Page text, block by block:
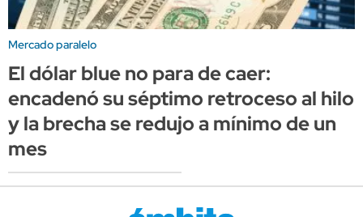
Mercado paralelo
El dólar blue no para de caer:
encadenó su séptimo retroceso al hilo
y la brecha se redujo a mínimo de un
mes